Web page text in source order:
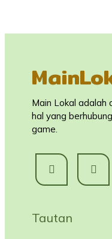
Main Lokal adalah
hal yang
game.
Tautan